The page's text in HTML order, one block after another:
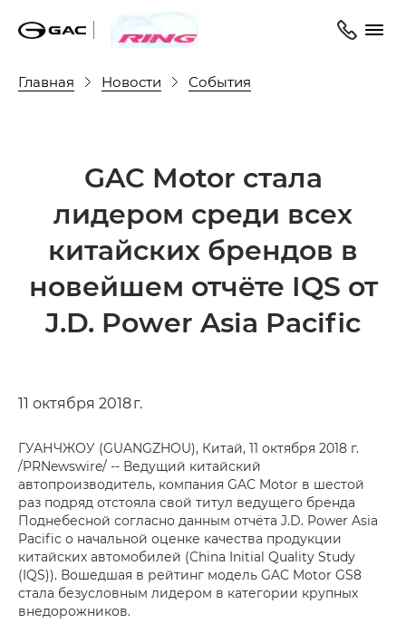
Главная Новости События
GAC Motor cтала
лидером среди всех
китайских брендов в
новейшем отчёте IQS от
J.D. Power Asia Pacific
11 октября 2018 г.
ГУАНЧЖОУ (GUANGZHOU), Китай, 11 октября 2018 г.
/PRNewswire/ -- Ведущий китайский
автопроизводитель, компания GAC Motor в шестой
раз подряд отстояла свой титул ведущего бренда
Поднебесной согласно данным отчёта J.D. Power Asia
Pacific о начальной оценке качества продукции
китайских автомобилей (China Initial Quality Study
(IQS)). Вошедшая в рейтинг модель GAC Motor GS8
стала безусловным лидером в категории крупных
внедорожников.